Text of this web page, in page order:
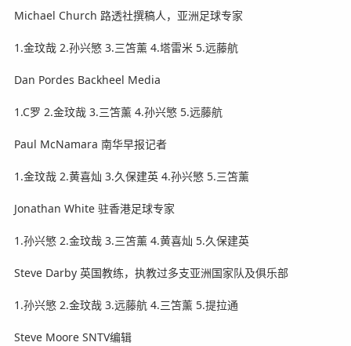
Michael Church 路透社撰稿人，亚洲足球专家
1.金玟哉 2.孙兴慜 3.三笘薰 4.塔雷米 5.远藤航
Dan Pordes Backheel Media
1.C罗 2.金玟哉 3.三笘薰 4.孙兴慜 5.远藤航
Paul McNamara 南华早报记者
1.金玟哉 2.黄喜灿 3.久保建英 4.孙兴慜 5.三笘薰
Jonathan White 驻香港足球专家
1.孙兴慜 2.金玟哉 3.三笘薰 4.黄喜灿 5.久保建英
Steve Darby 英国教练，执教过多支亚洲国家队及俱乐部
1.孙兴慜 2.金玟哉 3.远藤航 4.三笘薰 5.提拉通
Steve Moore SNTV编辑